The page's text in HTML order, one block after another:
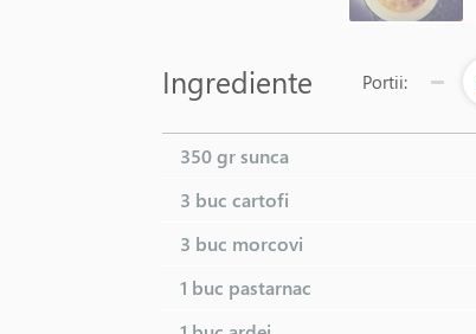
325 LEI
Ingrediente Portii:
350 grsunca
3 buc cartofi
3 buc morcovi
1 buc pastarnac